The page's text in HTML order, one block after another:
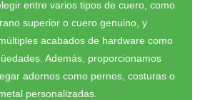
entre varios tipos de cuero, como
superior o cuero genuino, y
acabados de hardware como
Además, proporcionamos
adornos como pernos, costuras o
personalizadas.